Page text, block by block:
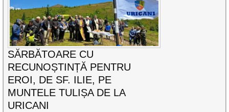
SĂRBĂTOARE CU
RECUNOȘTINȚĂ PENTRU
EROI, DE SF. ILIE, PE
MUNTELE TULIȘA DE LA
URICANI